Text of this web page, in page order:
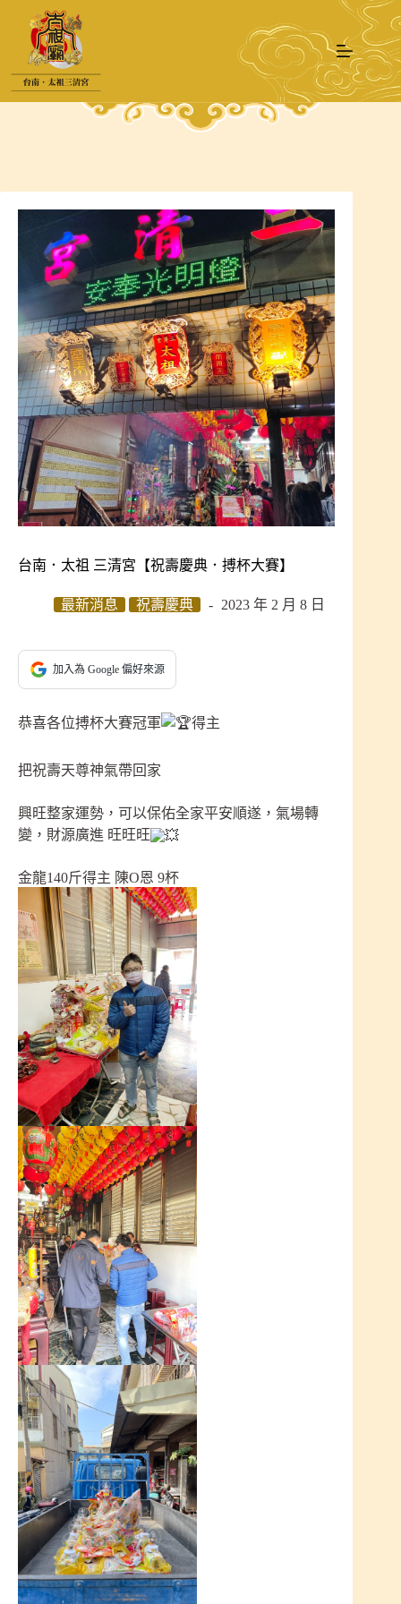
要
台南．太祖 三清宮【祝壽慶典．搏杯大賽】
最新消息 祝壽慶典 2023 年 2 月 8 日
加入為 Google 偏好來源
恭喜各位搏杯大賽冠軍 得主
把祝壽天尊神氣帶回家
興旺整家運勢，可以保佑全家平安順遂，氣場轉
變，財源廣進 旺旺旺
金龍140斤得主 陳O恩 9杯